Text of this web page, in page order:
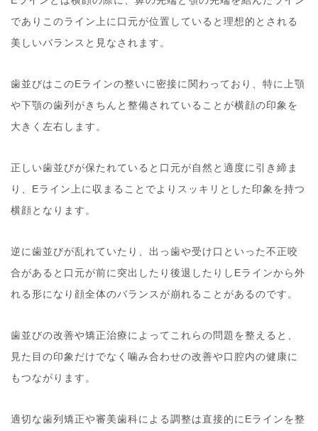
でありこのライン上に口元が位置していると理想的とされる
美しいバランスと見なされます。
歯並びはこのEラインの整いに密接に関わっており、特に上顎
や下顎の歯列がきちんと整備されていることが横顔の印象を
大きく左右します。
正しい歯並びが保たれていると口元が自然と適度に引き締ま
り、Eライン上に収まることでよりスッキリとした印象を持つ
横顔となります。
逆に歯並びが乱れていたり、出っ歯や受け口といった不正咬
合があると口元が前に突出したり後退したりしEラインから外
れる形になり顔全体のバランスが崩れることがあるのです。
歯並びの改善や矯正治療によってこれらの問題を整えると、
見た目の印象だけでなく噛み合わせの改善や口腔内の健康に
もつながります。
適切な歯列矯正や審美歯科による調整は直接的にEラインを整